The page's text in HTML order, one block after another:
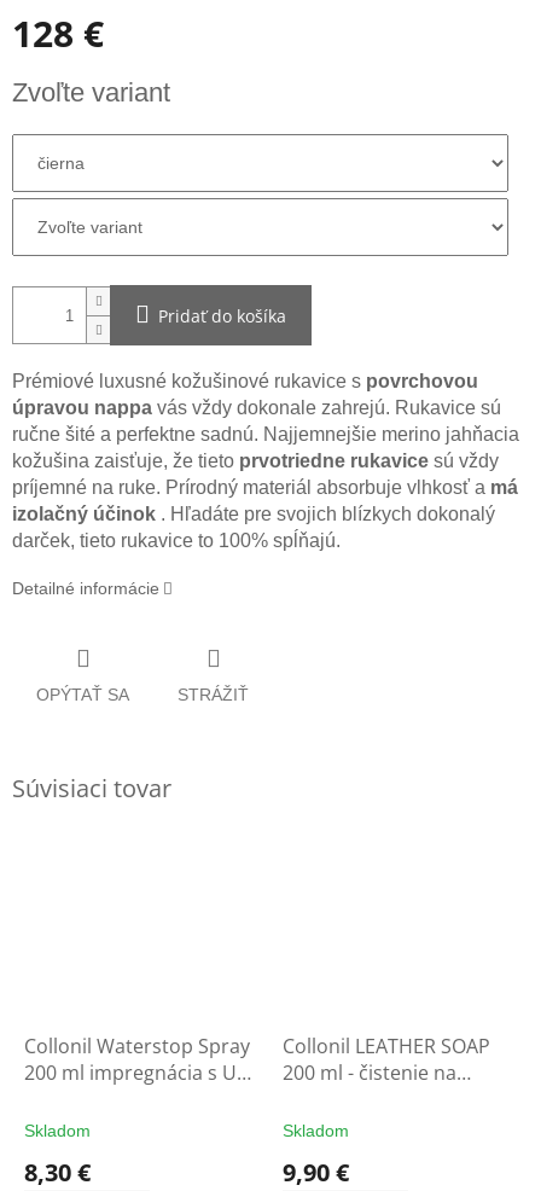
128 €
cena:
Zvoľte variant
Pridať do košíka
Prémiové luxusné kožušinové rukavice s povrchovou
úpravou nappa vás vždy dokonale zahrejú. Rukavice sú
ručne šité a perfektne sadnú. Najjemnejšie merino jahňacia
kožušina zaisťuje, že tieto prvotriedne rukavice sú vždy
príjemné na ruke. Prírodný materiál absorbuje vlhkosť a má
izolačný účinok . Hľadáte pre svojich blízkych dokonalý
darček, tieto rukavice to 100% spĺňajú.
Detailné informácie
OPÝTAŤ SA STRÁŽIŤ
Súvisiaci tovar
Collonil Waterstop Spray
200 ml impregnácia s UV
rukavice
Skladom
8,30 €
Collonil LEATHER SOAP
200 ml - čistenie na
Skladom
9,90 €